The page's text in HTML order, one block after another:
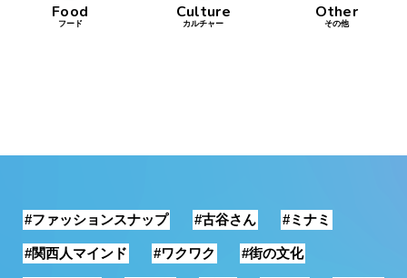
バファ
ズのキ
ャップ
Food
フード
Culture
カルチャー
Other
その他
#ファッションスナップ #古谷さん #ミナミ
#関西人マインド #ワクワク #街の文化